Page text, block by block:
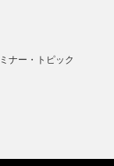
ナー・トピック